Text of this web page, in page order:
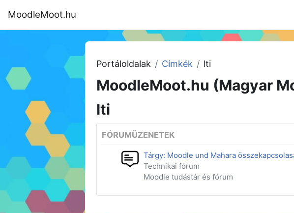
MoodleMoot.hu
Portáloldalak Címkék lti
MoodleMoot.hu (Magyar
lti
FÓRUMÜZENETEK
Tárgy: Moodle und Mahara
Technikai fórum
Moodle tudástár és fórum